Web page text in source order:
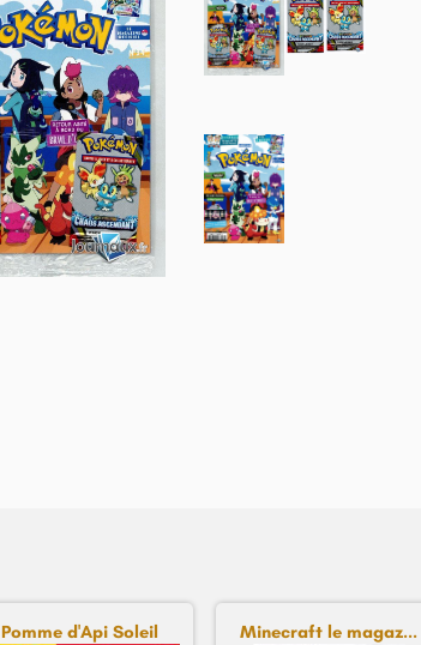
Pomme d'Api Soleil Minecraft le magaz...